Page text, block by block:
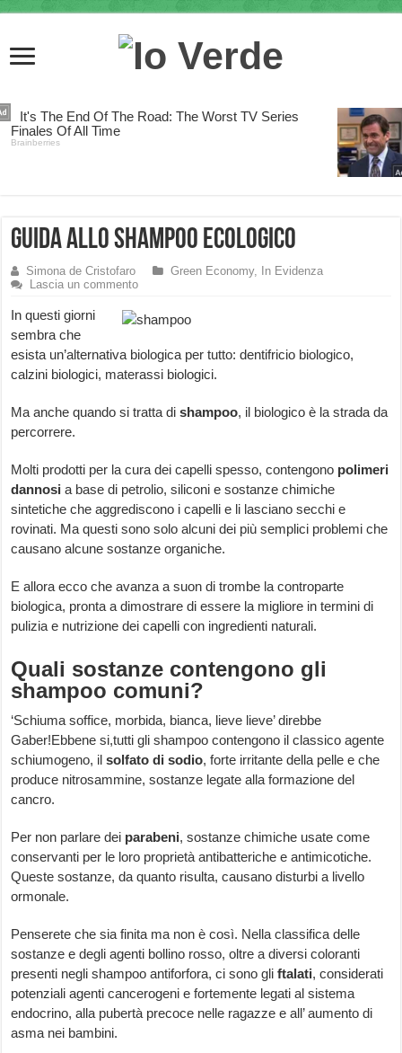
Guida allo shampoo ecologico
Simona de Cristofaro Green Economy,
In Evidenza
Lascia un commento
In questi giorni
sembra che
esista un’alternativa biologica per tutto: dentifricio biologico,
calzini biologici, materassi biologici.
Ma anche quando si tratta dishampoo, il biologico è la strada da
percorrere.
Molti prodotti per la cura dei capelli spesso, contengono polimeri
dannosi a base di petrolio, siliconi e sostanze chimiche
sintetiche che aggrediscono i capelli e li lasciano secchi e
rovinati. Ma questi sono solo alcuni dei più semplici problemi che
causano alcune sostanze organiche.
E allora ecco che avanza a suon di trombe la controparte
biologica, pronta a dimostrare di essere la migliore in termini di
pulizia e nutrizione dei capelli con ingredienti naturali.
Quali sostanze contengono gli
shampoo comuni?
‘Schiuma soffice, morbida, bianca, lieve lieve’ direbbe
Gaber!Ebbene si,tutti gli shampoo contengono il classico agente
schiumogeno, ilsolfato di sodio, forte irritante della pelle e che
produce nitrosammine, sostanze legate alla formazione del
cancro.
Per non parlare dei parabeni, sostanze chimiche usate come
conservanti per le loro proprietà antibatteriche e antimicotiche.
Queste sostanze, da quanto risulta, causano disturbi a livello
ormonale.
Penserete che sia finita ma non è così. Nella classifica delle
sostanze e degli agenti bollino rosso, oltre a diversi coloranti
presenti negli shampoo antiforfora, ci sono gliftalati, considerati
potenziali agenti cancerogeni e fortemente legati al sistema
endocrino, alla pubertà precoce nelle ragazze e all’ aumento di
asma nei bambini.